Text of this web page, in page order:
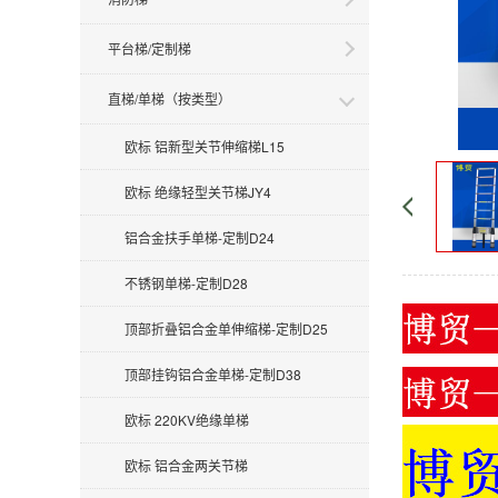
平台梯/定制梯
直梯/单梯（按类型）
欧标 铝新型关节伸缩梯L15
欧标 绝缘轻型关节梯JY4
铝合金扶手单梯-定制D24
不锈钢单梯-定制D28
顶部折叠铝合金单伸缩梯-定制D25
顶部挂钩铝合金单梯-定制D38
欧标 220KV绝缘单梯
欧标 铝合金两关节梯